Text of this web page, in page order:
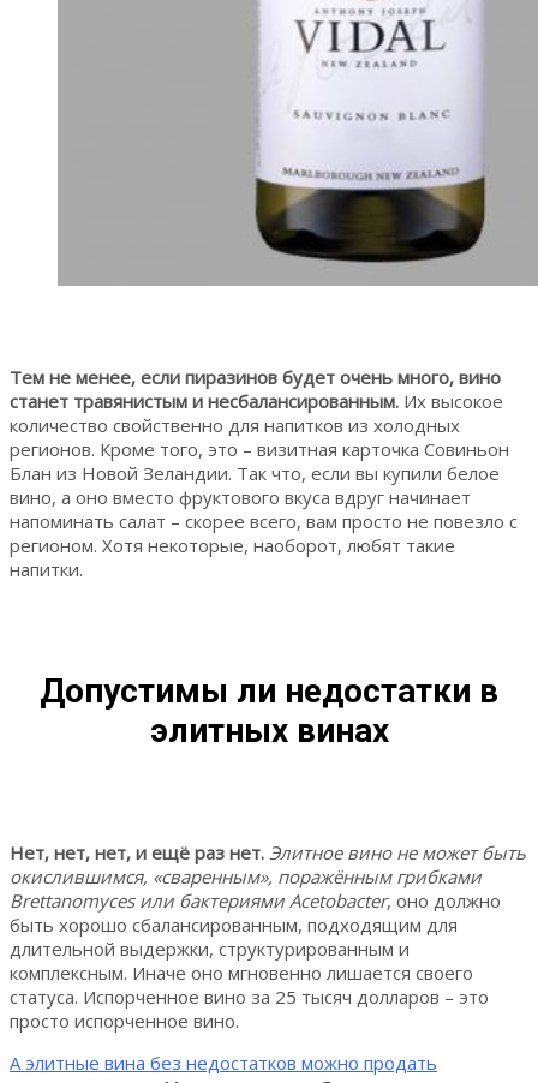
Тем не менее, если пиразинов будет очень много, вино
станет травянистым и несбалансированным. Их высокое
количество свойственно для напитков из холодных
регионов. Кроме того, это – визитная карточка Совиньон
Блан из Новой Зеландии. Так что, если вы купили белое
вино, а оно вместо фруктового вкуса вдруг начинает
напоминать салат – скорее всего, вам просто не повезло с
регионом. Хотя некоторые, наоборот, любят такие
напитки.
Допустимы ли недостатки в
элитных винах
Нет, нет, нет, и ещё раз нет. Элитное вино не может быть
окислившимся, «сваренным», поражённым грибками
Brettanomyces или бактериями Acetobacter, оно должно
быть хорошо сбалансированным, подходящим для
длительной выдержки, структурированным и
комплексным. Иначе оно мгновенно лишается своего
статуса. Испорченное вино за 25 тысяч долларов – это
просто испорченное вино.
А элитные вина без недостатков можно продать